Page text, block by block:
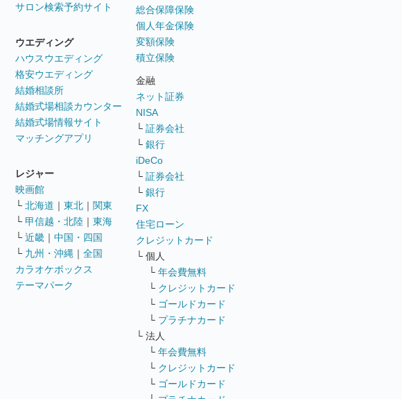
サロン検索予約サイト
ウエディング
ハウスウエディング
格安ウエディング
結婚相談所
結婚式場相談カウンター
結婚式場情報サイト
マッチングアプリ
レジャー
映画館
└ 北海道 ｜ 東北 ｜ 関東
└ 甲信越・北陸 ｜ 東海
└ 近畿 ｜ 中国・四国
└ 九州・沖縄 ｜ 全国
カラオケボックス
テーマパーク
総合保障保険
個人年金保険
変額保険
積立保険
金融
ネット証券
NISA
└ 証券会社
└ 銀行
iDeCo
└ 証券会社
└ 銀行
FX
住宅ローン
クレジットカード
└ 個人
└ 年会費無料
└ クレジットカード
└ ゴールドカード
└ プラチナカード
└ 法人
└ 年会費無料
└ クレジットカード
└ ゴールドカード